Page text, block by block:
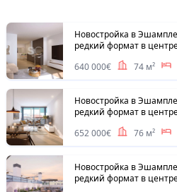
Новостройка в
редкий формат в
640 000€
74 м²
Новостройка в
редкий формат в
652 000€
76 м²
Новостройка в
редкий формат в